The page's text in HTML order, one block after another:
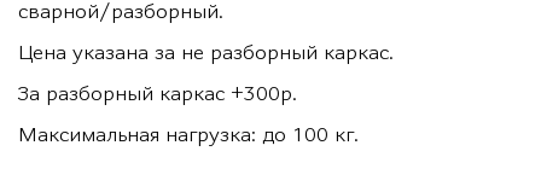
сварной/разборный.
Цена указана за не разборный каркас.
За разборный каркас +300р.
Максимальная нагрузка: до 100 кг.